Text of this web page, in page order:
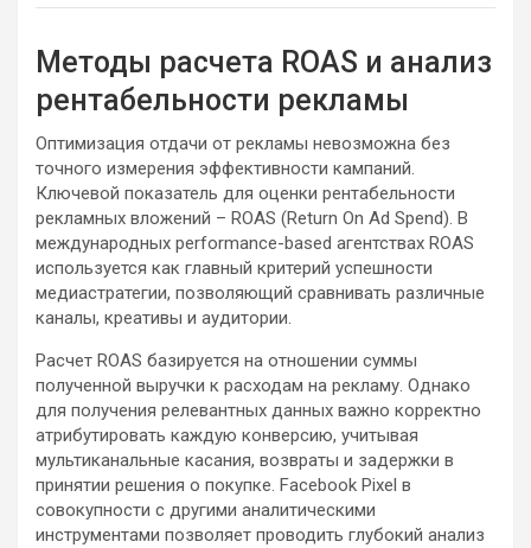
Методы расчета ROAS и анализ
рентабельности рекламы
Оптимизация отдачи от рекламы невозможна без
точного измерения эффективности кампаний.
Ключевой показатель для оценки рентабельности
рекламных вложений – ROAS (Return On Ad Spend). В
международных performance-based агентствах ROAS
используется как главный критерий успешности
медиастратегии, позволяющий сравнивать различные
каналы, креативы и аудитории.
Расчет ROAS базируется на отношении суммы
полученной выручки к расходам на рекламу. Однако
для получения релевантных данных важно корректно
атрибутировать каждую конверсию, учитывая
мультиканальные касания, возвраты и задержки в
принятии решения о покупке. Facebook Pixel в
совокупности с другими аналитическими
инструментами позволяет проводить глубокий анализ